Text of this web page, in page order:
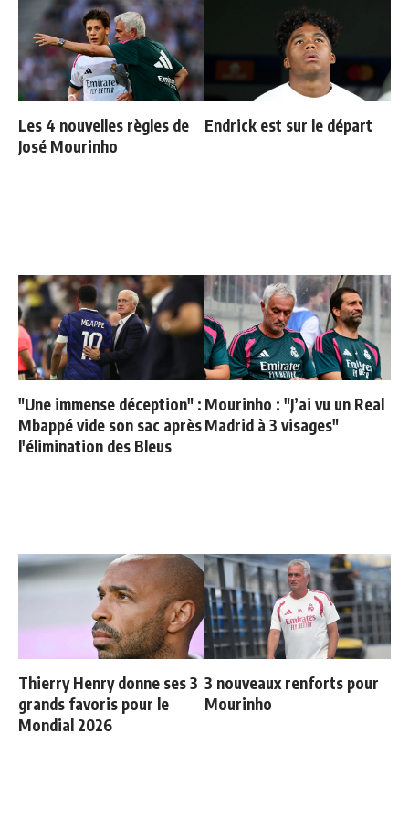
Les 4 nouvelles règles de
José Mourinho
Endrick est sur le départ
"Une immense déception" :
Mbappé vide son sac après
l'élimination des Bleus
Mourinho : "J’ai vu un Real
Madrid à 3 visages"
Thierry Henry donne ses 3
grands favoris pour le
Mondial 2026
3 nouveaux renforts pour
Mourinho